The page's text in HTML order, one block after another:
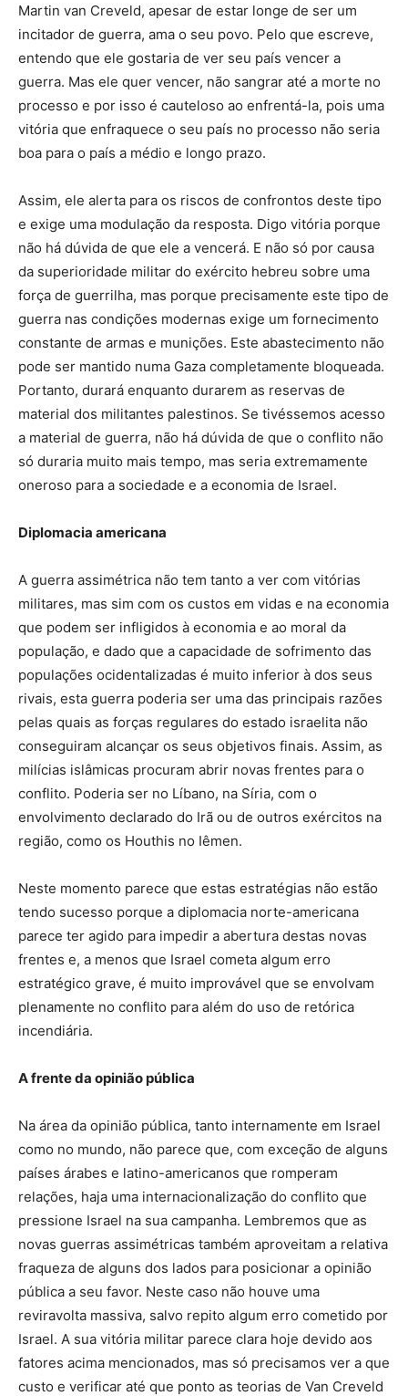
Martin van Creveld, apesar de estar longe de ser um
incitador de guerra, ama o seu povo. Pelo que escreve,
entendo que ele gostaria de ver seu país vencer a
guerra. Mas ele quer vencer, não sangrar até a morte no
processo e por isso é cauteloso ao enfrentá-la, pois uma
vitória que enfraquece o seu país no processo não seria
boa para o país a médio e longo prazo.
Assim, ele alerta para os riscos de confrontos deste tipo
e exige uma modulação da resposta. Digo vitória porque
não há dúvida de que ele a vencerá. E não só por causa
da superioridade militar do exército hebreu sobre uma
força de guerrilha, mas porque precisamente este tipo de
guerra nas condições modernas exige um fornecimento
constante de armas e munições. Este abastecimento não
pode ser mantido numa Gaza completamente bloqueada.
Portanto, durará enquanto durarem as reservas de
material dos militantes palestinos. Se tivéssemos acesso
a material de guerra, não há dúvida de que o conflito não
só duraria muito mais tempo, mas seria extremamente
oneroso para a sociedade e a economia de Israel.
Diplomacia americana
A guerra assimétrica não tem tanto a ver com vitórias
militares, mas sim com os custos em vidas e na economia
que podem ser infligidos à economia e ao moral da
população, e dado que a capacidade de sofrimento das
populações ocidentalizadas é muito inferior à dos seus
rivais, esta guerra poderia ser uma das principais razões
pelas quais as forças regulares do estado israelita não
conseguiram alcançar os seus objetivos finais. Assim, as
milícias islâmicas procuram abrir novas frentes para o
conflito. Poderia ser no Líbano, na Síria, com o
envolvimento declarado do Irã ou de outros exércitos na
região, como os Houthis no Iêmen.
Neste momento parece que estas estratégias não estão
tendo sucesso porque a diplomacia norte-americana
parece ter agido para impedir a abertura destas novas
frentes e, a menos que Israel cometa algum erro
estratégico grave, é muito improvável que se envolvam
plenamente no conflito para além do uso de retórica
incendiária.
A frente da opinião pública
Na área da opinião pública, tanto internamente em Israel
como no mundo, não parece que, com exceção de alguns
países árabes e latino-americanos que romperam
relações, haja uma internacionalização do conflito que
pressione Israel na sua campanha. Lembremos que as
novas guerras assimétricas também aproveitam a relativa
fraqueza de alguns dos lados para posicionar a opinião
pública a seu favor. Neste caso não houve uma
reviravolta massiva, salvo repito algum erro cometido por
Israel. A sua vitória militar parece clara hoje devido aos
fatores acima mencionados, mas só precisamos ver a que
custo e verificar até que ponto as teorias de Van Creveld